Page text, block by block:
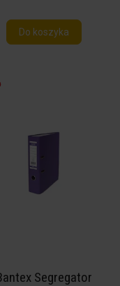
Do koszyka
Segregator